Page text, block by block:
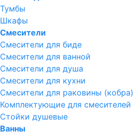
Тумбы
Шкафы
Смесители
Смесители для биде
Смесители для ванной
Смесители для душа
Смесители для кухни
Смесители для раковины (кобра)
Комплектующие для смесителей
Стойки душевые
Ванны